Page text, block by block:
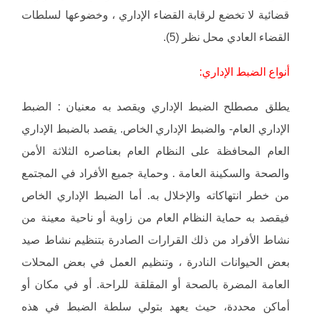
قضائية لا تخضع لرقابة القضاء الإداري ، وخضوعها لسلطات
القضاء العادي محل نظر (5).
أنواع الضبط الإداري:
يطلق مصطلح الضبط الإداري ويقصد به معنيان : الضبط
الإداري العام- والضبط الإداري الخاص. يقصد بالضبط الإداري
العام المحافظة على النظام العام بعناصره الثلاثة الأمن
والصحة والسكينة العامة . وحماية جميع الأفراد في المجتمع
من خطر انتهاكاته والإخلال به. أما الضبط الإداري الخاص
فيقصد به حماية النظام العام من زاوية أو ناحية معينة من
نشاط الأفراد من ذلك القرارات الصادرة بتنظيم نشاط صيد
بعض الحيوانات النادرة ، وتنظيم العمل في بعض المحلات
العامة المضرة بالصحة أو المقلقة للراحة. أو في مكان أو
أماكن محددة، حيث يعهد بتولي سلطة الضبط في هذه